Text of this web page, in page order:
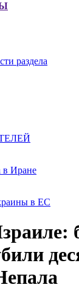
раздела
в Иране
в ЕС